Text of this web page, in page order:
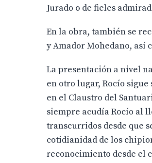
Jurado o de fieles
En la obra, también se
y Amador Mohedano, así
La presentación a nivel
en otro lugar, Rocío
en el Claustro del
siempre acudía Rocío al
transcurridos desde que
cotidianidad de los
reconocimiento desde el